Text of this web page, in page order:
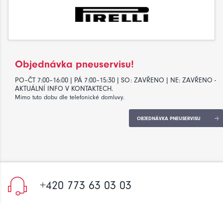
Objednávka pneuservisu!
PO–ČT 7:00–16:00 | PÁ 7:00–15:30 | SO: ZAVŘENO | NE: ZAVŘENO -
AKTUÁLNÍ INFO V KONTAKTECH.
Mimo tuto dobu dle telefonické domluvy.
OBJEDNÁVKA PNEUSERVISU
+420 773 63 03 03